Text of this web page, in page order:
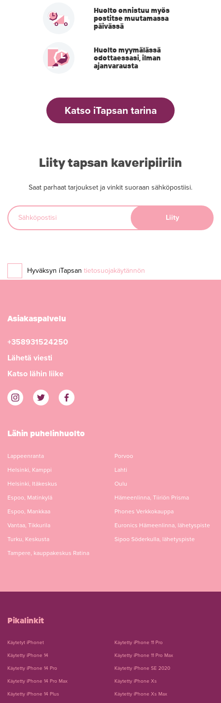
Huolto onnistuu myös
postitse muutamassa
päivässä
Huolto myymälässä
odottaessasi, ilman
ajanvarausta
Katso iTapsan tarina
Liity tapsan kaveripiiriin
Saat parhaat tarjoukset ja vinkit suoraan sähköpostiisi.
Hyväksyn iTapsan tietosuojakäytännön
Asiakaspalvelu
+358931524250
Lähetä viesti
Katso lähin liike
Lähin puhelinhuolto
Lappeenranta
Helsinki, Kamppi
Helsinki, Itäkeskus
Espoo, Matinkylä
Espoo, Mankkaa
Vantaa, Tikkurila
Turku, Keskusta
Tampere, kauppakeskus Ratina
Porvoo
Lahti
Oulu
Hämeenlinna, Tiiriön Prisma
Phones Verkkokauppa
Euronics Hämeenlinna, lähetyspiste
Sipoo Söderkulla, lähetyspiste
Pikalinkit
Käytetyt iPhonet
Käytetty iPhone 14
Käytetty iPhone 14 Pro
Käytetty iPhone 14 Pro Max
Käytetty iPhone 14 Plus
Käytetty iPhone 11 Pro
Käytetty iPhone 11 Pro Max
Käytetty iPhone SE 2020
Käytetty iPhone Xs
Käytetty iPhone Xs Max